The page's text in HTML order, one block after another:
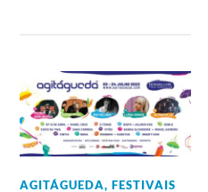
AGITÁGUEDA,FESTIVAIS